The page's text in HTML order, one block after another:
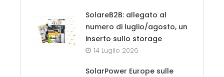
SolareB2B: allegato al
numero di luglio/agosto, un
inserto sullo storage
14 Luglio 2026
SolarPower Europe sulle